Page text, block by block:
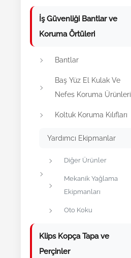
İş Güvenliği Bantlar ve
Koruma Örtüleri
Bantlar
Baş Yüz El Kulak Ve
Nefes Koruma Ürünleri
Koltuk Koruma Kılıfları
Yardımcı Ekipmanlar
Diğer Ürünler
Mekanik Yağlama
Ekipmanları
Oto Koku
Klips Kopça Tapa ve
Perçinler